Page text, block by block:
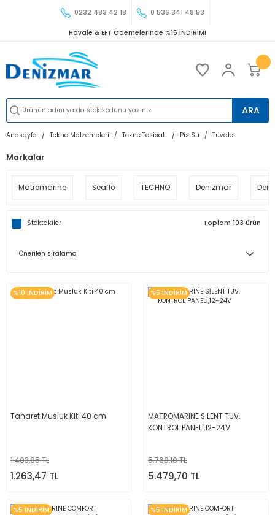
0232 483 42 18 0 536 341 48 53
Havale & EFT Ödemelerinde %15 İNDİRİM!
ARA
Anasayfa Tekne Malzemeleri Tekne Tesisatı Pis Su Tuvalet
Markalar
Matromarine Seaflo TECHNO Denizmar
Stoktakiler Toplam 103 ürün
%10 İNDİRİM
Taharet Musluk Kiti 40 cm
1.403,85 TL
1.263,47 TL
%5 İNDİRİM
MATROMARINE SİLENT TUV.
KONTROL PANELİ,12-24V
5.768,10 TL
5.479,70 TL
%5 İNDİRİM %5 İNDİRİM